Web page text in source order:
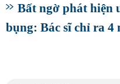
Bất ngờ phát hiện
bụng: Bác sĩ chỉ ra 4